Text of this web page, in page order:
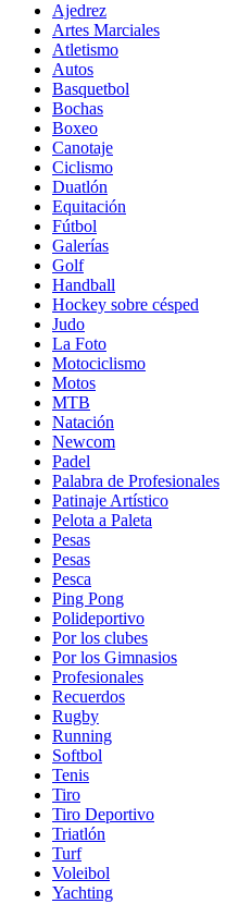
Ajedrez
Artes Marciales
Atletismo
Autos
Basquetbol
Bochas
Boxeo
Canotaje
Ciclismo
Duatlón
Equitación
Fútbol
Galerías
Golf
Handball
Hockey sobre césped
Judo
La Foto
Motociclismo
Motos
MTB
Natación
Newcom
Padel
Palabra de Profesionales
Patinaje Artístico
Pelota a Paleta
Pesas
Pesas
Pesca
Ping Pong
Polideportivo
Por los clubes
Por los Gimnasios
Profesionales
Recuerdos
Rugby
Running
Softbol
Tenis
Tiro
Tiro Deportivo
Triatlón
Turf
Voleibol
Yachting